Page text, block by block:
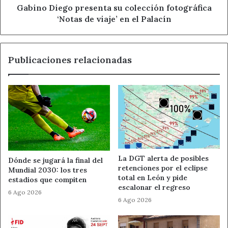
Ayuntamiento de Santa María del Páramo
Gabino Diego presenta su colección fotográfica
‘Notas de viaje’ en el Palacín
Publicaciones relacionadas
Dónde se jugará la final del
Mundial 2030: los tres
estadios que compiten
6 Ago 2026
La DGT alerta de posibles
retenciones por el eclipse
total en León y pide
escalonar el regreso
6 Ago 2026